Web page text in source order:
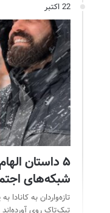
22 اکتبر
۵ داستان
شبکه‌های
تازه‌واردان به
تیک‌تاک روی آورده‌اند